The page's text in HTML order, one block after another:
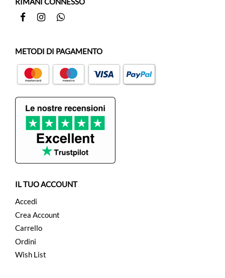
METODI DI PAGAMENTO
FacebookInstagramWhatsapp
IL TUO ACCOUNT
Accedi
Crea Account
Carrello
Ordini
Wish List